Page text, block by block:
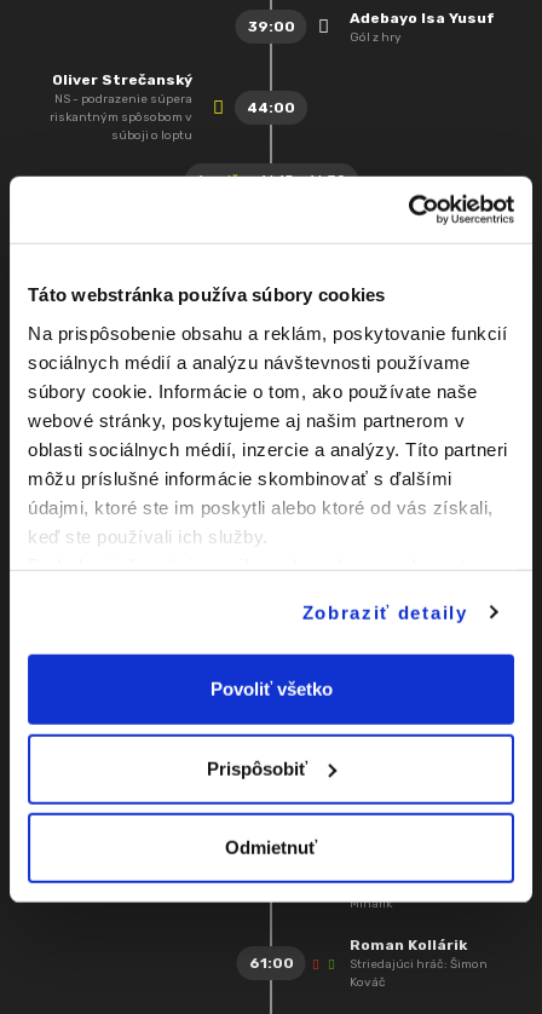
Táto webstránka používa súbory cookies
Na prispôsobenie obsahu a reklám, poskytovanie funkcií
sociálnych médií a analýzu návštevnosti používame
súbory cookie. Informácie o tom, ako používate naše
webové stránky, poskytujeme aj našim partnerom v
oblasti sociálnych médií, inzercie a analýzy. Títo partneri
môžu príslušné informácie skombinovať s ďalšími
údajmi, ktoré ste im poskytli alebo ktoré od vás získali,
keď ste používali ich služby.
Zobraziť detaily
Povoliť všetko
Prispôsobiť
Odmietnuť
39:00
Adebayo Isa Yusuf
Gól z hry
44:00
Oliver Strečanský
NS - podrazenie súpera
riskantným spôsobom v
súboji o loptu
1. polčas16:15 - 16:30
46:00
Striedajúci hráč: Dávid
Matúš Pavlovčík
Lančarič
46:00
Adebayo Isa Yusuf
Striedajúci hráč: Lukman
Ayomide Mudasiru
46:00
Striedajúci hráč: Šimon
Gól z hry
53:00
riskantným spôsobom v
60:00
Gól z hry
61:00
Striedajúci hráč: Adam
Mihálik
61:00
Roman Kollárik
Striedajúci hráč: Šimon
Kováč